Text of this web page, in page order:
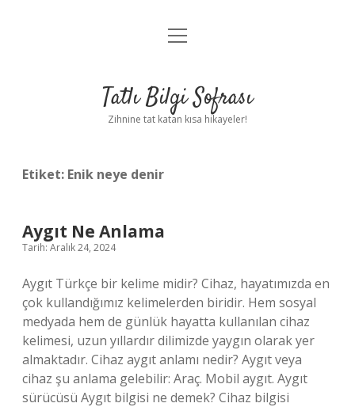
Anasayfa
Yasal Uyarı
menüyü
Tatlı Bilgi Sofrası
Zihnine tat katan kısa hikayeler!
Etiket: Enik neye denir
Aygıt Ne Anlama
Tarih: Aralık 24, 2024
Aygıt Türkçe bir kelime midir? Cihaz, hayatımızda en
çok kullandığımız kelimelerden biridir. Hem sosyal
medyada hem de günlük hayatta kullanılan cihaz
kelimesi, uzun yıllardır dilimizde yaygın olarak yer
almaktadır. Cihaz aygıt anlamı nedir? Aygıt veya
cihaz şu anlama gelebilir: Araç. Mobil aygıt. Aygıt
sürücüsü Aygıt bilgisi ne demek? Cihaz bilgisi